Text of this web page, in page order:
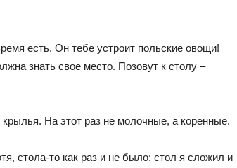
есть. Он тебе устроит польские овощи!
знать свое место. Позовут к столу –
На этот раз не молочные, а коренные.
стола-то как раз и не было: стол я сложил и